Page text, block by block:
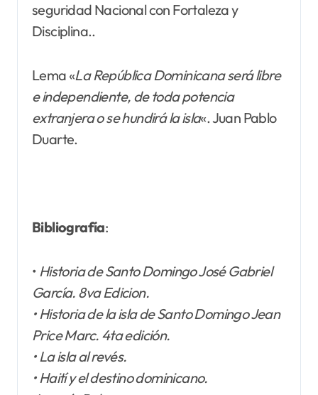
seguridad Nacional con Fortaleza y
Disciplina..
Lema «La República Dominicana será libre
e independiente, de toda potencia
extranjera o se hundirá la isla«. Juan Pablo
Duarte.
Bibliografía:
• Historia de Santo Domingo José Gabriel
García. 8va Edicion.
• Historia de la isla de Santo Domingo Jean
Price Marc. 4ta edición.
• La isla al revés.
• Haití y el destino dominicano.